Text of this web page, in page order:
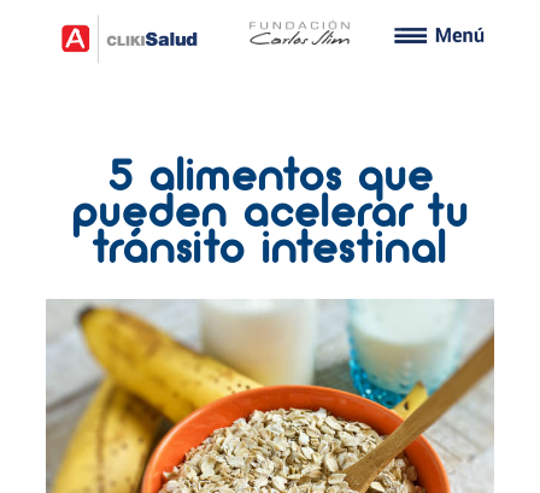
5 alimentos que
pueden acelerar tu
tránsito intestinal